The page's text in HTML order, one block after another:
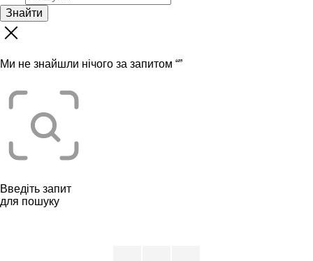
Знайти
Ми не знайшли нічого за запитом “”
Введіть запит
для пошуку